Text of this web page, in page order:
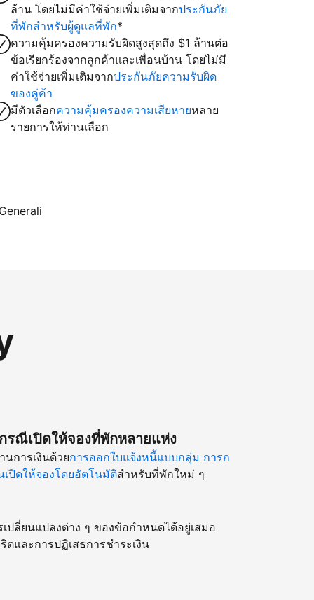
ล้าน โดยไม่มีค่าใช้จ่ายเพิ่มเติมจากประกันภัย
ที่พักสำหรับผู้ดูแลที่พัก*
ความคุ้มครองความรับผิดสูงสุดถึง $1 ล้านต่อ
ข้อเรียกร้องจากลูกค้าและเพื่อนบ้าน โดยไม่มี
ค่าใช้จ่ายเพิ่มเติมจากประกันภัยความรับผิด
ของคู่ค้า
มีตัวเลือกความคุ้มครองความเสียหายหลาย
รายการให้ท่านเลือก
รณีเปิดให้จองที่พักหลายแห่ง
นการเงินด้วยการออกใบแจ้งหนี้แบบกลุ่ม การก
เปิดให้จองโดยอัตโนมัติสำหรับที่พักใหม่ ๆ
ปลี่ยนแปลงต่าง ๆ ของข้อกำหนดได้อยู่เสมอ
ตและการปฏิเสธการชำระเงิน